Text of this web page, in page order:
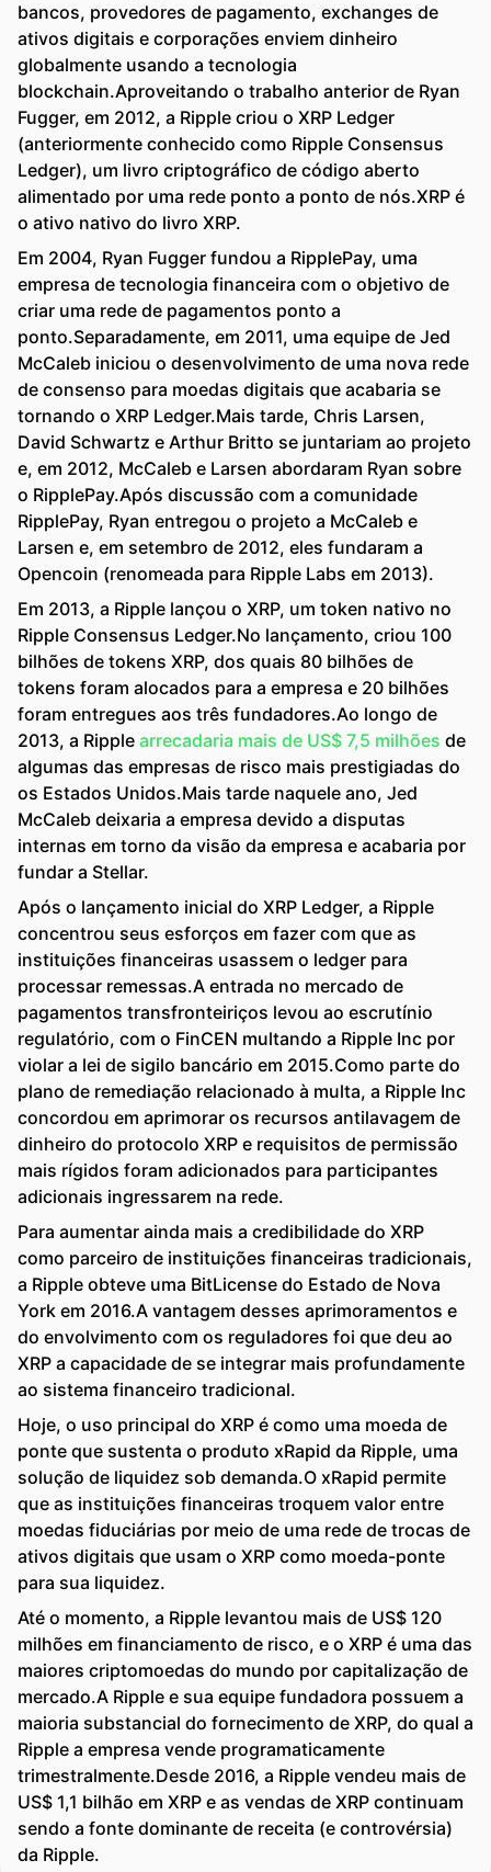
bancos, provedores de pagamento, exchanges de
ativos digitais e corporações enviem dinheiro
globalmente usando a tecnologia
blockchain.Aproveitando o trabalho anterior de Ryan
Fugger, em 2012, a Ripple criou o XRP Ledger
(anteriormente conhecido como Ripple Consensus
Ledger), um livro criptográfico de código aberto
alimentado por uma rede ponto a ponto de nós.XRP é
o ativo nativo do livro XRP.
Em 2004, Ryan Fugger fundou a RipplePay, uma
empresa de tecnologia financeira com o objetivo de
criar uma rede de pagamentos ponto a
ponto.Separadamente, em 2011, uma equipe de Jed
McCaleb iniciou o desenvolvimento de uma nova rede
de consenso para moedas digitais que acabaria se
tornando o XRP Ledger.Mais tarde, Chris Larsen,
David Schwartz e Arthur Britto se juntariam ao projeto
e, em 2012, McCaleb e Larsen abordaram Ryan sobre
o RipplePay.Após discussão com a comunidade
RipplePay, Ryan entregou o projeto a McCaleb e
Larsen e, em setembro de 2012, eles fundaram a
Opencoin (renomeada para Ripple Labs em 2013).
Em 2013, a Ripple lançou o XRP, um token nativo no
Ripple Consensus Ledger.No lançamento, criou 100
bilhões de tokens XRP, dos quais 80 bilhões de
tokens foram alocados para a empresa e 20 bilhões
foram entregues aos três fundadores.Ao longo de
2013, a Ripple arrecadaria mais de US$ 7,5 milhões de
algumas das empresas de risco mais prestigiadas do
os Estados Unidos.Mais tarde naquele ano, Jed
McCaleb deixaria a empresa devido a disputas
internas em torno da visão da empresa e acabaria por
fundar a Stellar.
Após o lançamento inicial do XRP Ledger, a Ripple
concentrou seus esforços em fazer com que as
instituições financeiras usassem o ledger para
processar remessas.A entrada no mercado de
pagamentos transfronteiriços levou ao escrutínio
regulatório, com o FinCEN multando a Ripple Inc por
violar a lei de sigilo bancário em 2015.Como parte do
plano de remediação relacionado à multa, a Ripple Inc
concordou em aprimorar os recursos antilavagem de
dinheiro do protocolo XRP e requisitos de permissão
mais rígidos foram adicionados para participantes
adicionais ingressarem na rede.
Para aumentar ainda mais a credibilidade do XRP
como parceiro de instituições financeiras tradicionais,
a Ripple obteve uma BitLicense do Estado de Nova
York em 2016.A vantagem desses aprimoramentos e
do envolvimento com os reguladores foi que deu ao
XRP a capacidade de se integrar mais profundamente
ao sistema financeiro tradicional.
Hoje, o uso principal do XRP é como uma moeda de
ponte que sustenta o produto xRapid da Ripple, uma
solução de liquidez sob demanda.O xRapid permite
que as instituições financeiras troquem valor entre
moedas fiduciárias por meio de uma rede de trocas de
ativos digitais que usam o XRP como moeda-ponte
para sua liquidez.
Até o momento, a Ripple levantou mais de US$ 120
milhões em financiamento de risco, e o XRP é uma das
maiores criptomoedas do mundo por capitalização de
mercado.A Ripple e sua equipe fundadora possuem a
maioria substancial do fornecimento de XRP, do qual a
Ripple a empresa vende programaticamente
trimestralmente.Desde 2016, a Ripple vendeu mais de
US$ 1,1 bilhão em XRP e as vendas de XRP continuam
sendo a fonte dominante de receita (e controvérsia)
da Ripple.